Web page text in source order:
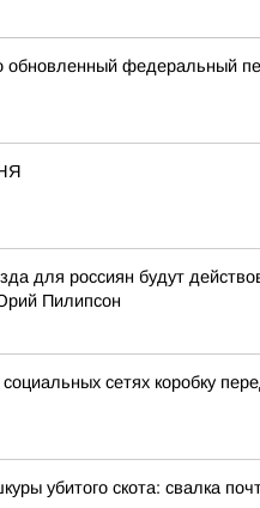
обновленный федеральный
для россиян будут
Пилипсон
сетях коробку
убитого скота: свалка